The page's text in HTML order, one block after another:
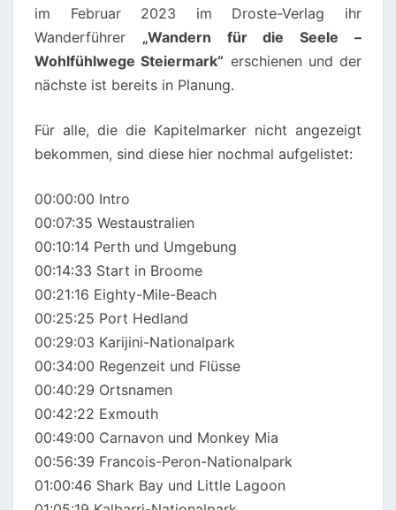
im Februar 2023 im Droste-Verlag ihr
Wanderführer „Wandern für die Seele –
Wohlfühlwege Steiermark“ erschienen und der
nächste ist bereits in Planung.
Für alle, die die Kapitelmarker nicht angezeigt
bekommen, sind diese hier nochmal aufgelistet:
00:00:00 Intro
00:07:35 Westaustralien
00:10:14 Perth und Umgebung
00:14:33 Start in Broome
00:21:16 Eighty-Mile-Beach
00:25:25 Port Hedland
00:29:03 Karijini-Nationalpark
00:34:00 Regenzeit und Flüsse
00:40:29 Ortsnamen
00:42:22 Exmouth
00:49:00 Carnavon und Monkey Mia
00:56:39 Francois-Peron-Nationalpark
01:00:46 Shark Bay und Little Lagoon